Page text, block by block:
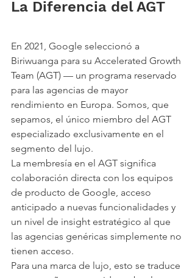
La Diferencia del AGT
En 2021, Google seleccionó a
Biriwuanga para su Accelerated Growth
Team (AGT) — un programa reservado
para las agencias de mayor
rendimiento en Europa. Somos, que
sepamos, el único miembro del AGT
especializado exclusivamente en el
segmento del lujo.
La membresía en el AGT significa
colaboración directa con los equipos
de producto de Google, acceso
anticipado a nuevas funcionalidades y
un nivel de insight estratégico al que
las agencias genéricas simplemente no
tienen acceso.
Para una marca de lujo, esto se traduce